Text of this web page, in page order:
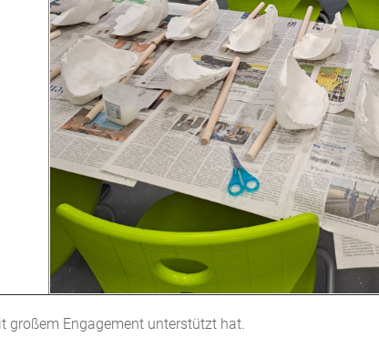
großem Engagement unterstützt hat.